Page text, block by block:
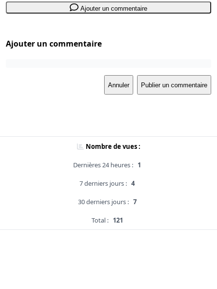
Ajouter un commentaire
Ajouter un commentaire
Annuler Publier un commentaire
Nombre de vues :
Dernières 24 heures : 1
7 derniers jours : 4
30 derniers jours : 7
Total : 121